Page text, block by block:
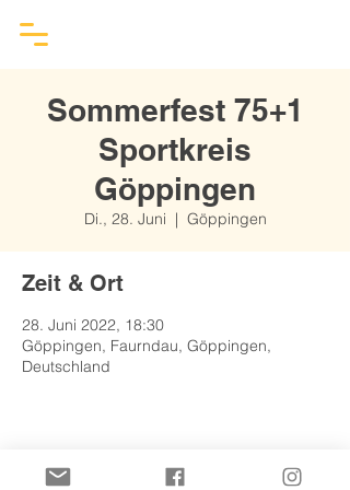
Sommerfest 75+1
Sportkreis
Göppingen
Di., 28. Juni
  |
Göppingen
Zeit & Ort
28. Juni 2022, 18:30
Göppingen, Faurndau, Göppingen,
Deutschland